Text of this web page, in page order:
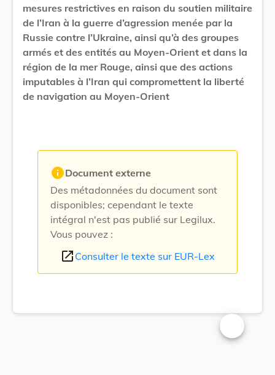
mesures restrictives en raison du soutien militaire
de l’Iran à la guerre d’agression menée par la
Russie contre l’Ukraine, ainsi qu’à des groupes
armés et des entités au Moyen-Orient et dans la
région de la mer Rouge, ainsi que des actions
imputables à l’Iran qui compromettent la liberté
de navigation au Moyen-Orient
infoDocument externe
Des métadonnées du document sont
disponibles; cependant le texte
intégral n'est pas publié sur Legilux.
Vous pouvez :
open_in_new Consulter le texte sur EUR-Lex
Changer la